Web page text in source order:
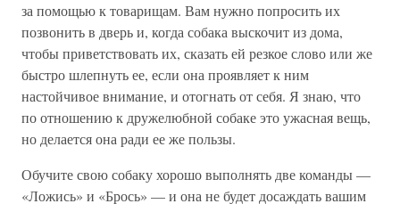
за помощью к товарищам. Вам нужно попросить их
позвонить в дверь и, когда собака выскочит из дома,
чтобы приветствовать их, сказать ей резкое слово или же
быстро шлепнуть ее, если она проявляет к ним
настойчивое внимание, и отогнать от себя. Я знаю, что
по отношению к дружелюбной собаке это ужасная вещь,
но делается она ради ее же пользы.
Обучите свою собаку хорошо выполнять две команды —
«Ложись» и «Брось» — и она не будет досаждать вашим